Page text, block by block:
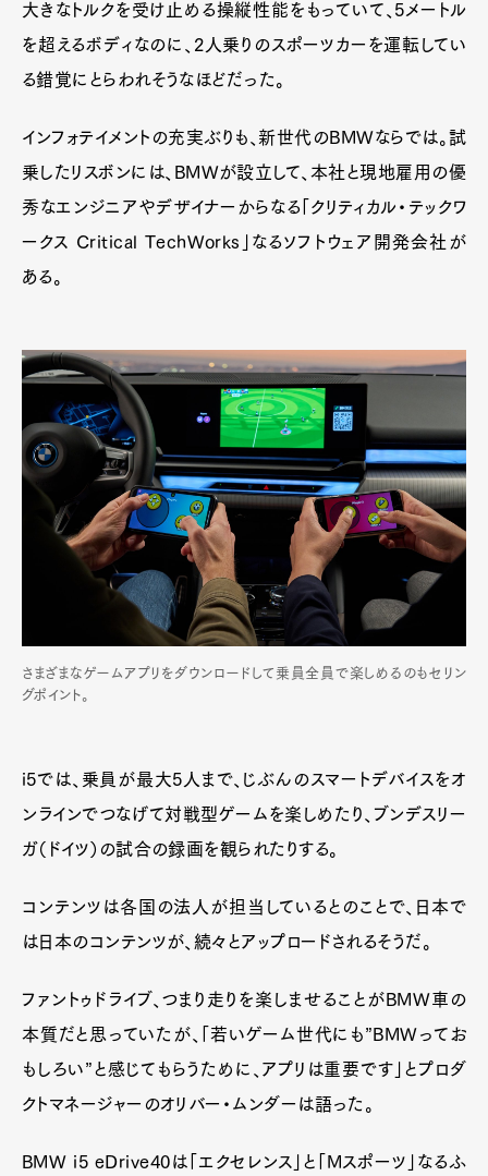
大きなトルクを受け止める操縦性能をもっていて、5メートル
を超えるボディなのに、2人乗りのスポーツカーを運転してい
る錯覚にとらわれそうなほどだった。
インフォテイメントの充実ぶりも、新世代のBMWならでは。試
乗したリスボンには、BMWが設立して、本社と現地雇用の優
秀なエンジニアやデザイナーからなる「クリティカル・テックワ
ークス Critical TechWorks」なるソフトウェア開発会社が
ある。
さまざまなゲームアプリをダウンロードして乗員全員で楽しめるのもセリン
グポイント。
i5では、乗員が最大5人まで、じぶんのスマートデバイスをオ
ンラインでつなげて対戦型ゲームを楽しめたり、ブンデスリー
ガ（ドイツ）の試合の録画を観られたりする。
コンテンツは各国の法人が担当しているとのことで、日本で
は日本のコンテンツが、続々とアップロードされるそうだ。
ファントゥドライブ、つまり走りを楽しませることがBMW車の
本質だと思っていたが、「若いゲーム世代にも”BMWってお
もしろい”と感じてもらうために、アプリは重要です」とプロダ
クトマネージャーのオリバー・ムンダーは語った。
BMW i5 eDrive40は「エクセレンス」と「Mスポーツ」なるふ